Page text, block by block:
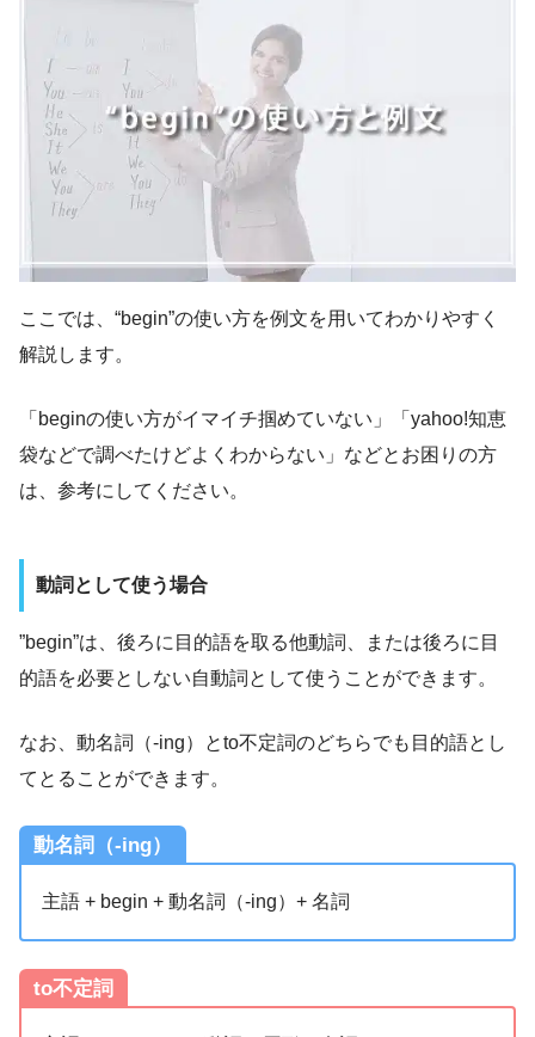
ここでは、“begin”の使い方を例文を用いてわかりやすく
解説します。
「beginの使い方がイマイチ掴めていない」「yahoo!知恵
袋などで調べたけどよくわからない」などとお困りの方
は、参考にしてください。
動詞として使う場合
”begin”は、後ろに目的語を取る他動詞、または後ろに目
的語を必要としない自動詞として使うことができます。
なお、動名詞（-ing）とto不定詞のどちらでも目的語とし
てとることができます。
動名詞（-ing）
主語 + begin + 動名詞（-ing）+ 名詞
to不定詞